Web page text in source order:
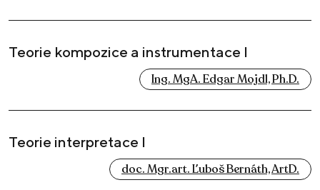
Teorie kompozice a instrumentace I
Ing. MgA. Edgar Mojdl, Ph.D.
Teorie interpretace I
doc. Mgr.art. Ľuboš Bernáth, ArtD.